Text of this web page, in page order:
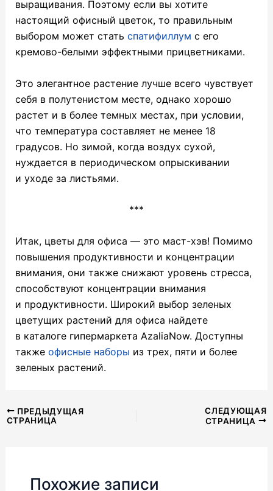
выращивания. Поэтому если вы хотите
настоящий офисный цветок, то правильным
выбором может стать спатифиллум с его
кремово-белыми эффектными прицветниками.
Это элегантное растение лучше всего чувствует
себя в полутенистом месте, однако хорошо
растет и в более темных местах, при условии,
что температура составляет не менее 18
градусов. Но зимой, когда воздух сухой,
нуждается в периодическом опрыскивании
и уходе за листьями.
***
Итак, цветы для офиса — это маст-хэв! Помимо
повышения продуктивности и концентрации
внимания, они также снижают уровень стресса,
способствуют концентрации внимания
и продуктивности. Широкий выбор зеленых
цветущих растений для офиса найдете
в каталоге гипермаркета AzaliaNow. Доступны
также офисные наборы из трех, пяти и более
зеленых растений.
Навигация
по
ПРЕДЫДУЩАЯ
СТРАНИЦА
СЛЕДУЮЩАЯ
СТРАНИЦА
Похожие записи